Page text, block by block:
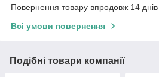
Повернення товару впродовж 14
Всі умови повернення
Подібні товари компанії